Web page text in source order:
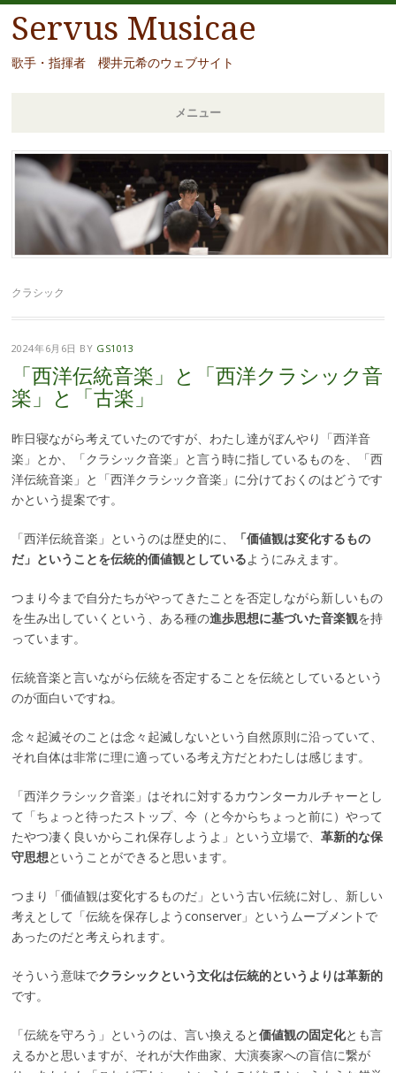
Servus Musicae
歌手・指揮者 櫻井元希のウェブサイト
メニュー
コ
ン
テ
移
クラシック
2024年6月6日 BY GS1013
「西洋伝統音楽」と「西洋クラシック音
楽」と「古楽」
昨日寝ながら考えていたのですが、わたし達がぼんやり「西洋音
楽」とか、「クラシック音楽」と言う時に指しているものを、「西
洋伝統音楽」と「西洋クラシック音楽」に分けておくのはどうです
かという提案です。
「西洋伝統音楽」というのは歴史的に、
「価値観は変化するもの
だ」ということを伝統的価値観としているようにみえます。
つまり今まで自分たちがやってきたことを否定しながら新しいもの
を生み出していくという、ある種の進歩思想に基づいた音楽観を持
っています。
伝統音楽と言いながら伝統を否定することを伝統としているという
のが面白いですね。
念々起滅そのことは念々起滅しないという自然原則に沿っていて、
それ自体は非常に理に適っている考え方だとわたしは感じます。
「西洋クラシック音楽」はそれに対するカウンターカルチャーとし
て「ちょっと待ったストップ、今（と今からちょっと前に）やって
たやつ凄く良いからこれ保存しようよ」という立場で、 革新的な保
守思想ということができると思います。
つまり「価値観は変化するものだ」という古い伝統に対し、新しい
考えとして「伝統を保存しようconserver」というムーブメントで
あったのだと考えられます。
そういう意味でクラシックという文化は伝統的というよりは革新的
です。
「伝統を守ろう」というのは、言い換えると価値観の固定化とも言
えるかと思いますが、それが大作曲家、大演奏家への盲信に繋が